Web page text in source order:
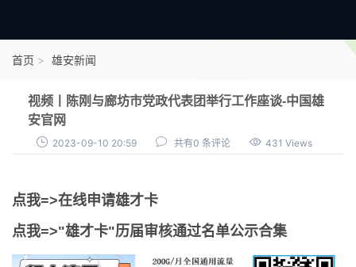
审核通过公示
首页 雄安新闻
视频丨陈刚与廊坊市党政代表团举行工作座谈-中国雄
安官网
2023-09-10 20:59 共有0 条评论 431 Views
点我=>在线申请雄才卡
点我=>"雄才卡"历届审核通过名单公示合集